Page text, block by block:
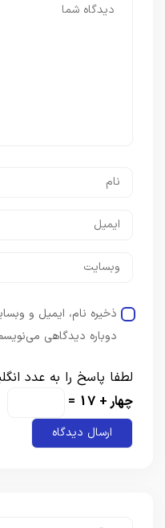
ذخیره نام، ایمیل و
دوباره دیدگاهی
لطفا پاسخ را به عدد
چهار + 17 =